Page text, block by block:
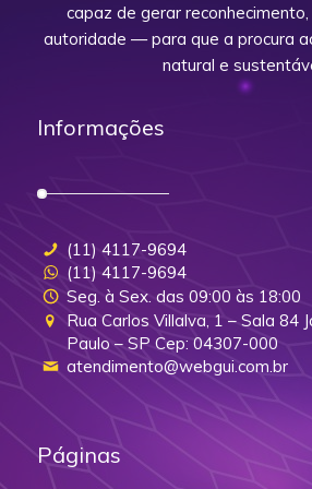
capaz de gerar
autoridade — para que a procura
natural e
Informações
(11) 4117-9694
(11) 4117-9694
Seg. à Sex. das 09:00 às 18:00
Rua Carlos Villalva, 1 – Sala 84
Paulo – SP Cep: 04307-000
atendimento@webgui.com.br
Páginas